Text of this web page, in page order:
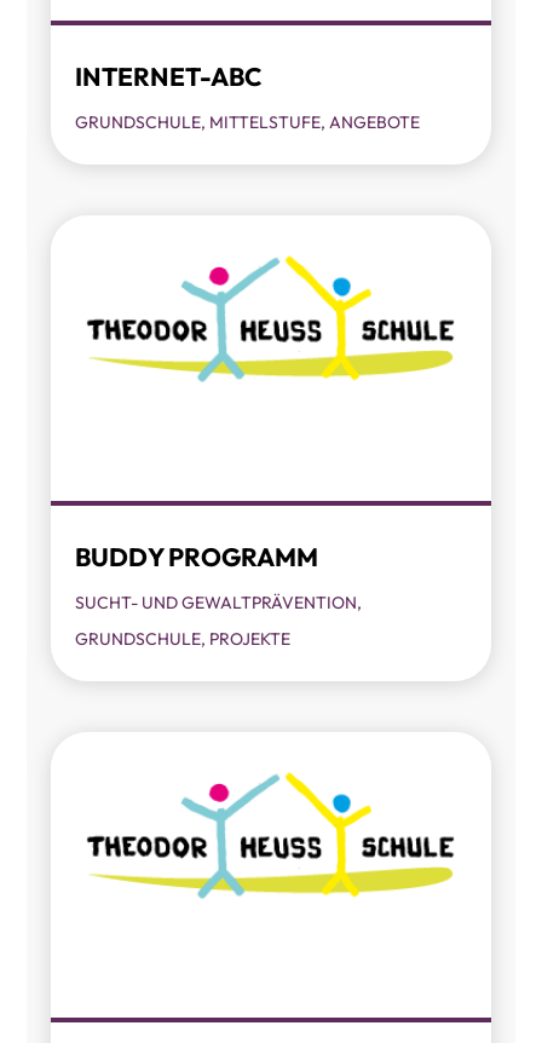
INTERNET-ABC
GRUNDSCHULE, MITTELSTUFE,ANGEBOTE
BUDDY PROGRAMM
SUCHT- UND GEWALTPRÄVENTION,
GRUNDSCHULE, PROJEKTE